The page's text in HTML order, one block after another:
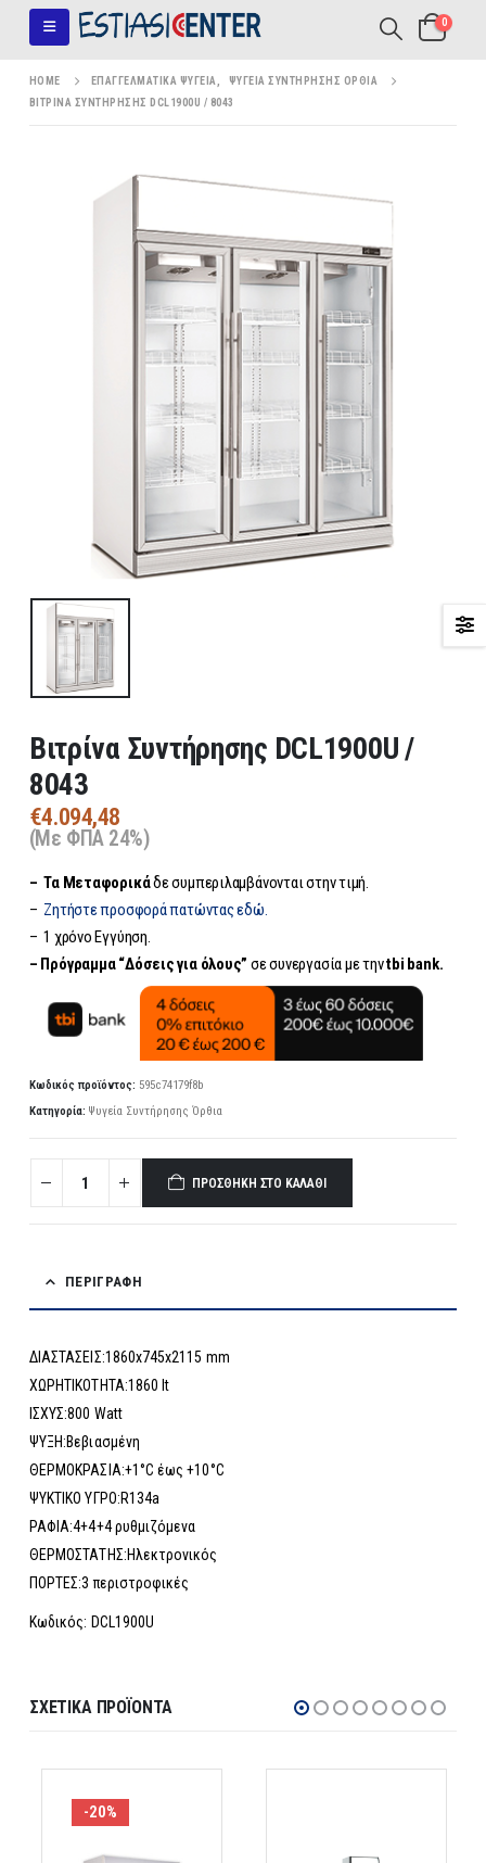
0
HOME ΕΠΑΓΓΕΛΜΑΤΙΚΆ ΨΥΓΕΊΑ
ΨΥΓΕΊΑ ΣΥΝΤΉΡΗΣΗΣ ΌΡΘΙΑ
ΒΙΤΡΊΝΑ ΣΥΝΤΉΡΗΣΗΣ DCL1900U / 8043
Βιτρίνα Συντήρησης DCL1900U /
8043
€4.094,48
(Με ΦΠΑ 24%)
– Τα Μεταφορικάδε συμπεριλαμβάνονται στην τιμή.
– Ζητήστε προσφορά πατώντας εδώ.
– 1 χρόνο Εγγύηση.
– Πρόγραμμα “Δόσεις για όλους” σε συνεργασία με τηνtbi bank.
Κωδικός προϊόντος: 595c74179f8b
Κατηγορία: Ψυγεία Συντήρησης Όρθια
ΠΡΟΣΘΉΚΗ ΣΤΟ ΚΑΛΆΘΙ
ΠΕΡΙΓΡΑΦΉ
ΔΙΑΣΤΑΣΕΙΣ:1860x745x2115 mm
ΧΩΡΗΤΙΚΟΤΗΤΑ:1860 lt
ΙΣΧΥΣ:800 Watt
ΨΥΞΗ:Βεβιασμένη
ΘΕΡΜΟΚΡΑΣΙΑ:+1°C έως +10°C
ΨΥΚΤΙΚΟ ΥΓΡΟ:R134a
ΡΑΦΙΑ:4+4+4 ρυθμιζόμενα
ΘΕΡΜΟΣΤΑΤΗΣ:Ηλεκτρονικός
ΠΟΡΤΕΣ:3 περιστροφικές
Κωδικός: DCL1900U
ΣΧΕΤΙΚΆ ΠΡΟΪΌΝΤΑ
-20%